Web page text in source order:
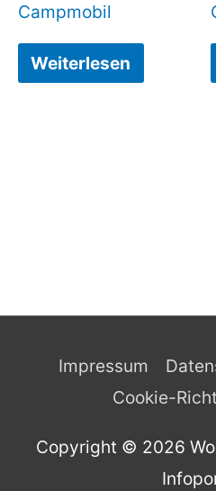
Campmobil
Weiterlesen
Impressum
Cookie-
Copyright © 2026